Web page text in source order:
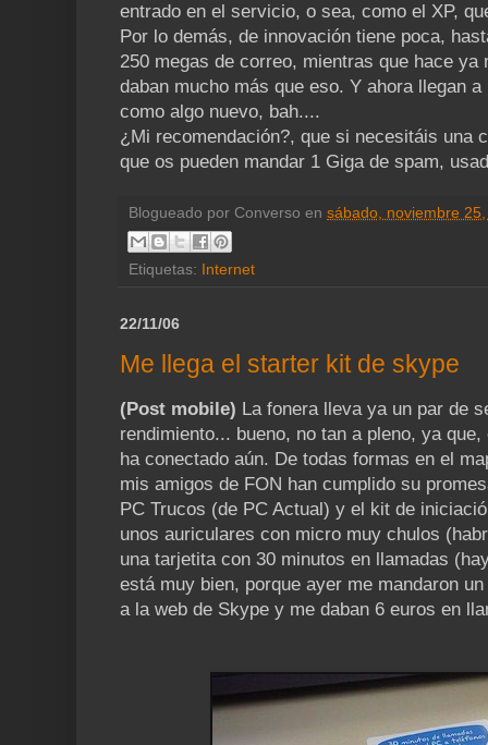
entrado en el servicio, o sea, como el XP,
Por lo demás, de innovación tiene poca,
250 megas de correo, mientras que hace ya
daban mucho más que eso. Y ahora llegan
como algo nuevo, bah....
¿Mi recomendación?, que si necesitáis una
que os pueden mandar 1 Giga de spam,
Blogueado por Converso en sábado, noviembre
Etiquetas: Internet
22/11/06
Me llega el starter kit de skype
(Post mobile) La fonera lleva ya un par de
rendimiento... bueno, no tan a pleno, ya
ha conectado aún. De todas formas en el
mis amigos de FON han cumplido su
PC Trucos (de PC Actual) y el kit de
unos auriculares con micro muy chulos
una tarjetita con 30 minutos en llamadas
está muy bien, porque ayer me mandaron
a la web de Skype y me daban 6 euros en